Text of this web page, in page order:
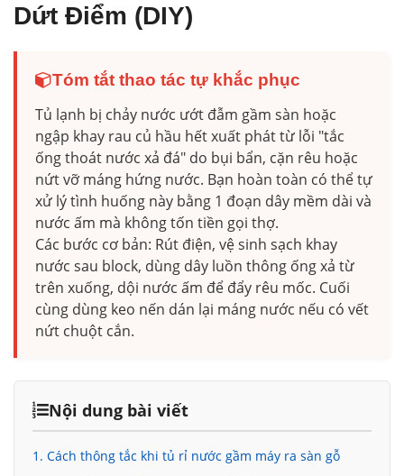
Dứt Điểm (DIY)
Tóm tắt thao tác tự khắc phục
Tủ lạnh bị chảy nước ướt đẫm gầm sàn hoặc
ngập khay rau củ hầu hết xuất phát từ lỗi "tắc
ống thoát nước xả đá" do bụi bẩn, cặn rêu hoặc
nứt vỡ máng hứng nước. Bạn hoàn toàn có thể tự
xử lý tình huống này bằng 1 đoạn dây mềm dài và
nước ấm mà không tốn tiền gọi thợ.
Các bước cơ bản: Rút điện, vệ sinh sạch khay
nước sau block, dùng dây luồn thông ống xả từ
trên xuống, dội nước ấm để đẩy rêu mốc. Cuối
cùng dùng keo nến dán lại máng nước nếu có vết
nứt chuột cắn.
Nội dung bài viết
1. Cách thông tắc khi tủ rỉ nước gầm máy ra sàn gỗ